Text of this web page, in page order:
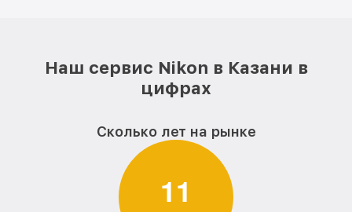
Наш сервис Nikon в Казани в
цифрах
Сколько лет на рынке
11